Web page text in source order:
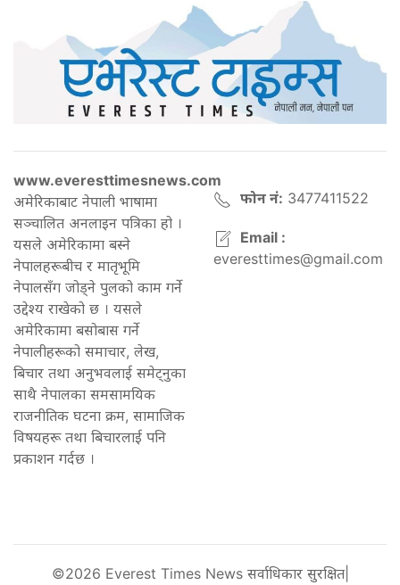
www.everesttimesnews.com
अमेरिकाबाट नेपाली भाषामा
सञ्चालित अनलाइन पत्रिका हो ।
यसले अमेरिकामा बस्ने
नेपालहरूबीच र मातृभूमि
नेपालसँग जोड्ने पुलको काम गर्ने
उद्देश्य राखेको छ । यसले
अमेरिकामा बसोबास गर्ने
नेपालीहरूको समाचार, लेख,
बिचार तथा अनुभवलाई समेट्नुका
साथै नेपालका समसामयिक
राजनीतिक घटना क्रम, सामाजिक
विषयहरू तथा बिचारलाई पनि
प्रकाशन गर्दछ ।
फोन नं: 3477411522
Email :
everesttimes@gmail.com
©2026 Everest Times News सर्वाधिकार सुरक्षित|